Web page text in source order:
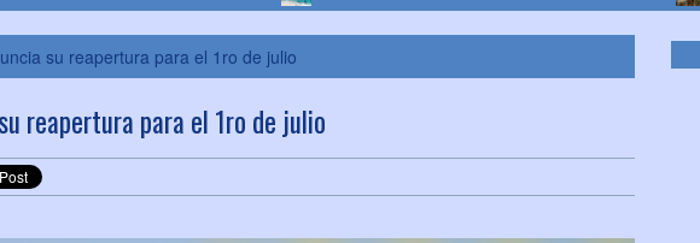
su reapertura para el 1ro de julio
reapertura para el 1ro de julio